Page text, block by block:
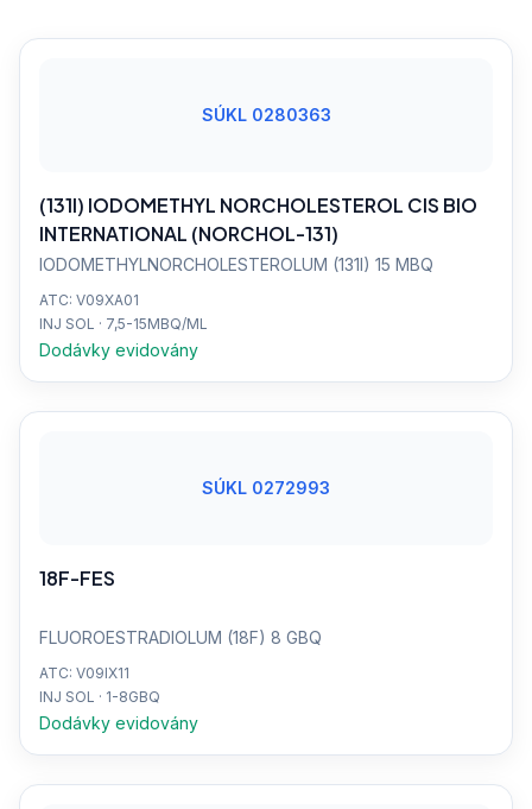
SÚKL 0280363
(131I) IODOMETHYL NORCHOLESTEROL CIS BIO
INTERNATIONAL (NORCHOL-131)
IODOMETHYLNORCHOLESTEROLUM (131I) 15 MBQ
ATC: V09XA01
INJ SOL · 7,5-15MBQ/ML
Dodávky evidovány
SÚKL 0272993
18F-FES
FLUOROESTRADIOLUM (18F) 8 GBQ
ATC: V09IX11
INJ SOL · 1-8GBQ
Dodávky evidovány